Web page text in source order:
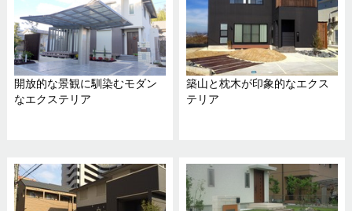
開放的な景観に馴染むモダン
なエクステリア
築山と枕木が印象的なエクス
テリア